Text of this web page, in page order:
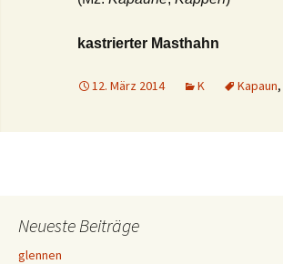
kastrierter Masthahn
12. März 2014 K Kapaun,
Navigation
Neueste Beiträge
glennen